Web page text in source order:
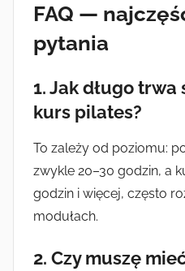
FAQ —
pytania
1. Jak długo
kurs pilates?
To zależy od poziomu:
zwykle 20–30 godzin, a
godzin i więcej, często
modułach.
2. Czy muszę